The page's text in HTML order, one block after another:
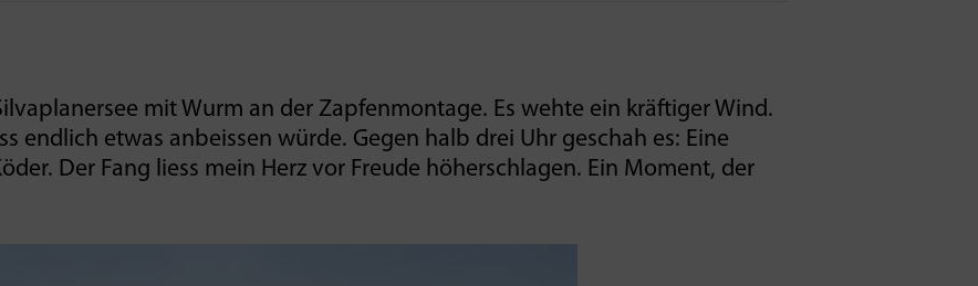
mit Wurm an der Zapfenmontage. Es wehte ein kräftiger Wind.
endlich etwas anbeissen würde. Gegen halb drei Uhr geschah es: Eine
Der Fang liess mein Herz vor Freude höherschlagen. Ein Moment, der